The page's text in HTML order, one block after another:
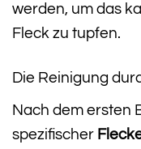
werden, um das
Fleck zu tupfen.
Die Reinigung
Nach dem ersten
spezifischer